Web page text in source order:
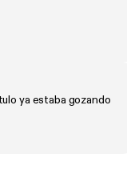
ya estaba gozando